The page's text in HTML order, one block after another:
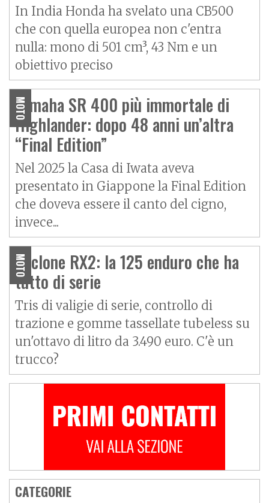
In India Honda ha svelato una CB500
che con quella europea non c'entra
nulla: mono di 501 cm³, 43 Nm e un
obiettivo preciso
MOTO
Yamaha SR 400 più immortale di
Highlander: dopo 48 anni un’altra
“Final Edition”
Nel 2025 la Casa di Iwata aveva
presentato in Giappone la Final Edition
che doveva essere il canto del cigno,
invece...
MOTO
Cyclone RX2: la 125 enduro che ha
tutto di serie
Tris di valigie di serie, controllo di
trazione e gomme tassellate tubeless su
un'ottavo di litro da 3.490 euro. C'è un
trucco?
CATEGORIE